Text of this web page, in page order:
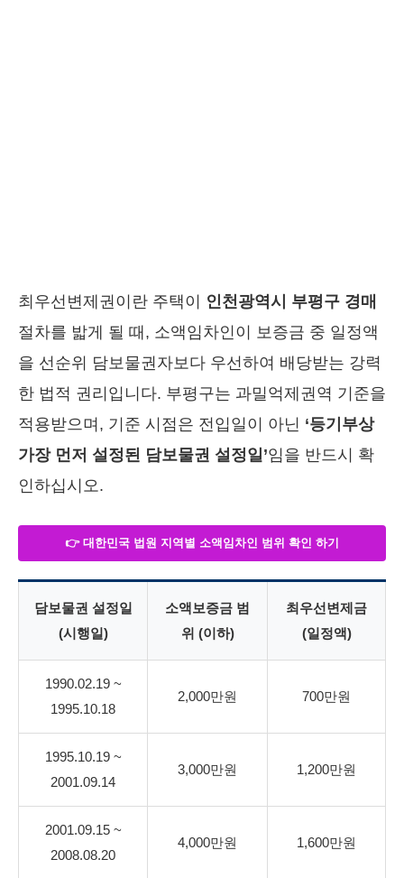
최우선변제권이란 주택이 인천광역시 부평구 경매
절차를 밟게 될 때, 소액임차인이 보증금 중 일정액
을 선순위 담보물권자보다 우선하여 배당받는 강력
한 법적 권리입니다. 부평구는 과밀억제권역 기준을
적용받으며, 기준 시점은 전입일이 아닌 ‘등기부상
가장 먼저 설정된 담보물권 설정일’임을 반드시 확
인하십시오.
👉 대한민국 법원 지역별 소액임차인 범위 확인 하기
담보물권 설정일
(시행일)
소액보증금 범
위 (이하)
최우선변제금
(일정액)
1990.02.19 ~
1995.10.18
2,000만원 700만원
1995.10.19 ~
2001.09.14
3,000만원 1,200만원
2001.09.15 ~
2008.08.20
4,000만원 1,600만원